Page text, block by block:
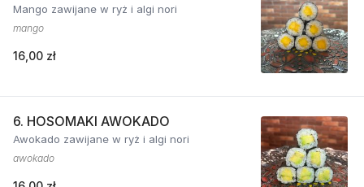
Mango zawijane w ryż i algi nori
mango
16,00 zł
6. HOSOMAKI AWOKADO
Awokado zawijane w ryż i algi nori
awokado